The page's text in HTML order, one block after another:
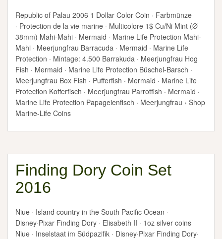
Republic of Palau 2006 1 Dollar Color Coin · Farbmünze
· Protection de la vie marine · Multicolore 1$ Cu/Ni Mint (Ø
38mm) Mahi-Mahi · Mermaid · Marine Life Protection Mahi-
Mahi · Meerjungfrau Barracuda · Mermaid · Marine Life
Protection · Mintage: 4.500 Barrakuda · Meerjungfrau Hog
Fish · Mermaid · Marine Life Protection Büschel-Barsch ·
Meerjungfrau Box Fish · Pufferfish · Mermaid · Marine Life
Protection Kofferfisch · Meerjungfrau Parrotfish · Mermaid ·
Marine Life Protection Papageienfisch · Meerjungfrau › Shop
Marine-Life Coins
Finding Dory Coin Set
2016
Niue · Island country in the South Pacific Ocean ·
Disney·Pixar Finding Dory · Elisabeth II · 1oz silver coins
Niue · Inselstaat im Südpazifik · Disney·Pixar Finding Dory·